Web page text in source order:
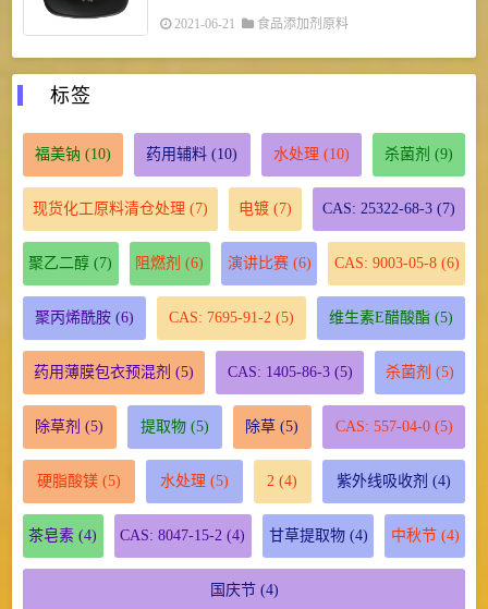
2021-06-21 食品添加剂原料
标签
福美钠 (10) 药用辅料 (10) 水处理 (10) 杀菌剂 (9)
现货化工原料清仓处理 (7) 电镀 (7) CAS: 25322-68-3 (7)
聚乙二醇 (7) 阻燃剂 (6) 演讲比赛(6) CAS: 9003-05-8(6)
聚丙烯酰胺(6) CAS: 7695-91-2 (5) 维生素E醋酸酯 (5)
药用薄膜包衣预混剂 (5) CAS: 1405-86-3(5) 杀菌剂 (5)
除草剂 (5) 提取物(5) 除草 (5) CAS: 557-04-0(5)
硬脂酸镁(5) 水处理 (5) 2 (4) 紫外线吸收剂 (4)
茶皂素 (4) CAS: 8047-15-2 (4) 甘草提取物(4) 中秋节(4)
国庆节(4)